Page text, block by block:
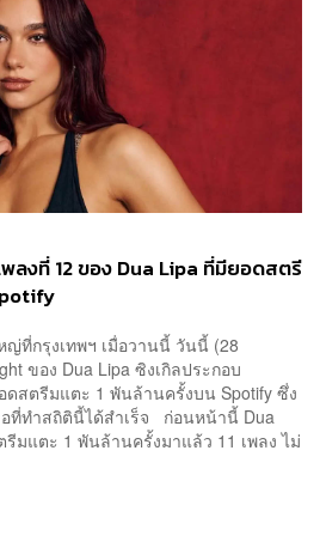
ลงที่ 12 ของ Dua Lipa ที่มียอดสตรี
ญ่ที่กรุงเทพฯ เมื่อวานนี้ วันนี้ (28
ของ Dua Lipa ซิงเกิลประกอบ
ดสตรีมแตะ 1 พันล้านครั้งบน Spotify ซึ่ง
อที่ทำสถิตินี้ได้สำเร็จ ก่อนหน้านี้ Dua
รีมแตะ 1 พันล้านครั้งมาแล้ว 11 เพลง ไม่